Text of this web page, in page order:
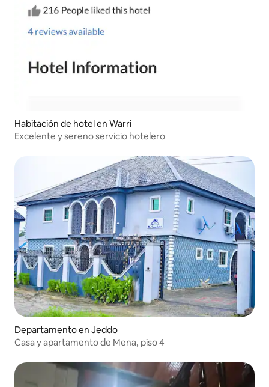
Habitación de hotel en Warri
Excelente y sereno servicio hotelero
Departamento en Jeddo
Casa y apartamento de Mena, piso 4